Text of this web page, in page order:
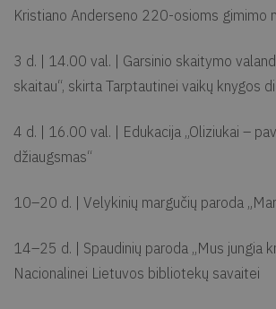
Kristiano Anderseno 220-osioms gimimo
3 d. | 14.00 val. | Garsinio skaitymo
skaitau“, skirta Tarptautinei vaikų knygos
4 d. | 16.00 val. | Edukacija „Oliziukai –
džiaugsmas“
10–20 d. | Velykinių margučių paroda
14–25 d. | Spaudinių paroda „Mus jungia
Nacionalinei Lietuvos bibliotekų savaitei